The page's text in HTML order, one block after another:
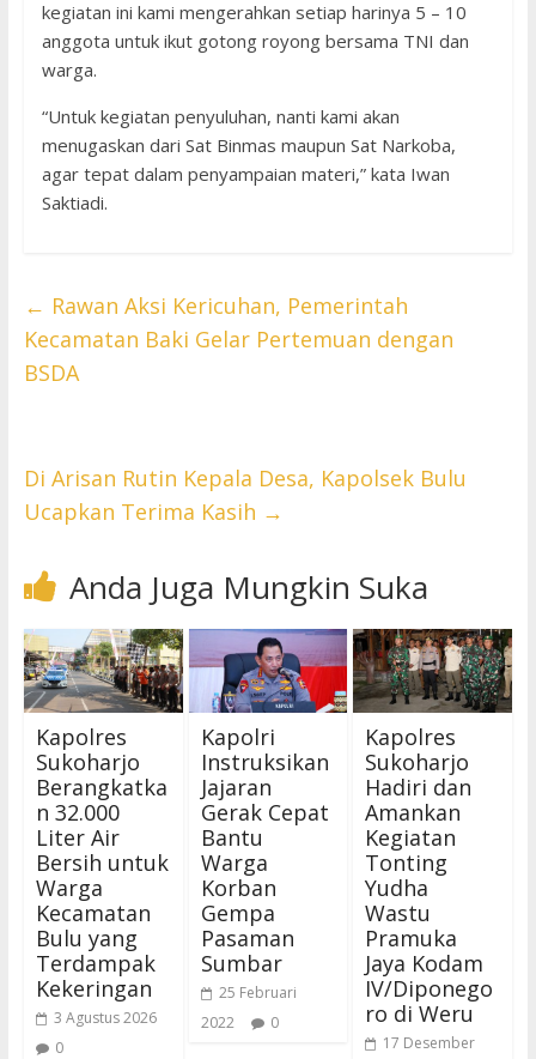
kegiatan ini kami mengerahkan setiap harinya 5 – 10
anggota untuk ikut gotong royong bersama TNI dan
warga.
“Untuk kegiatan penyuluhan, nanti kami akan
menugaskan dari Sat Binmas maupun Sat Narkoba,
agar tepat dalam penyampaian materi,” kata Iwan
Saktiadi.
← Rawan Aksi Kericuhan, Pemerintah
Kecamatan Baki Gelar Pertemuan dengan
BSDA
Di Arisan Rutin Kepala Desa, Kapolsek Bulu
Ucapkan Terima Kasih →
Anda Juga Mungkin Suka
Kapolres
Sukoharjo
Berangkatka
n 32.000
Liter Air
Bersih untuk
Warga
Kecamatan
Bulu yang
Terdampak
Kekeringan
3 Agustus 2026
0
Kapolri
Instruksikan
Jajaran
Gerak Cepat
Bantu
Warga
Korban
Gempa
Pasaman
Sumbar
25 Februari
2022
0
Kapolres
Sukoharjo
Hadiri dan
Amankan
Kegiatan
Tonting
Yudha
Wastu
Pramuka
Jaya Kodam
IV/Diponego
ro di Weru
17 Desember